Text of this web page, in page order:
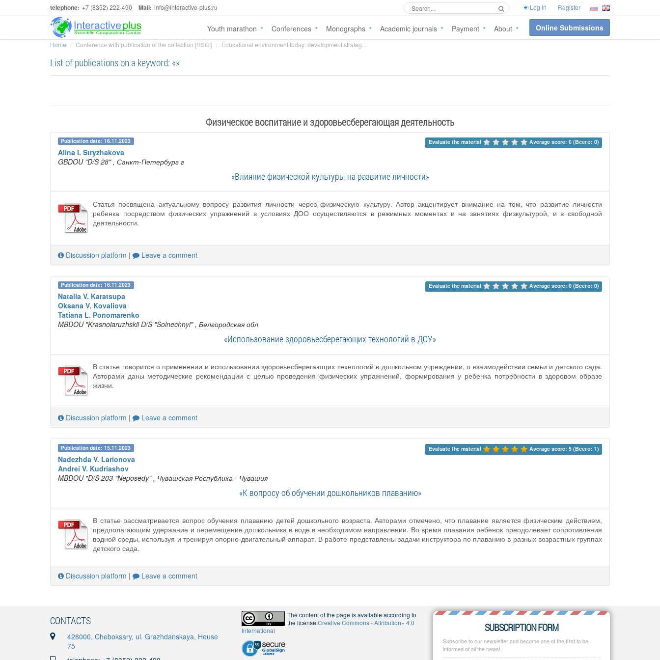
telephone: +7 (8352) 222-490 Mail: info@interactive-plus.ru Log in Register
Youth marathon Conferences Monographs Academic journals Payment About Online Submissions
Home Conference with publication of the collection [RSCI] Educational environment today: development strateg...
List of publications on a keyword: «»
Физическое воспитание и здоровьесберегающая деятельность
Publication date: 16.11.2023 Evaluate the material Average score: 0 (Всего: 0)
Alina I. Stryzhakova
GBDOU "D/S 28" , Санкт-Петербург г
«Влияние физической культуры на развитие личности»
Статья посвящена актуальному вопросу развития личности через физическую культуру. Автор акцентирует внимание на том, что развитие личности
ребенка посредством физических упражнений в условиях ДОО осуществляются в режимных моментах и на занятиях физкультурой, и в свободной
деятельности.
Discussion platform | Leave a comment
Publication date: 16.11.2023 Evaluate the material Average score: 0 (Всего: 0)
Natalia V. Karatsupa
Oksana V. Kovaliova
Tatiana L. Ponomarenko
MBDOU "Krasnoiaruzhskii D/S "Solnechnyi" , Белгородская обл
«Использование здоровьесберегающих технологий в ДОУ»
В статье говорится о применении и использовании здоровьесберегающих технологий в дошкольном учреждении, о взаимодействии семьи и детского сада.
Авторами даны методические рекомендации с целью проведения физических упражнений, формирования у ребенка потребности в здоровом образе
жизни.
Discussion platform | Leave a comment
Publication date: 15.11.2023 Evaluate the material Average score: 5 (Всего: 1)
Nadezhda V. Larionova
Andrei V. Kudriashov
MBDOU "D/S 203 "Neposedy" , Чувашская Республика - Чувашия
«К вопросу об обучении дошкольников плаванию»
В статье рассматривается вопрос обучения плаванию детей дошкольного возраста. Авторами отмечено, что плавание является физическим действием,
предполагающим удержание и перемещение дошкольника в воде в необходимом направлении. Во время плавания ребенок преодолевает сопротивления
водной среды, используя и тренируя опорно-двигательный аппарат. В работе представлены задачи инструктора по плаванию в разных возрастных группах
детского сада.
Discussion platform | Leave a comment
CONTACTS
428000, Cheboksary, ul. Grazhdanskaya, House
75
The content of the page is available according to
the licenseCreative Commons «Attribution» 4.0
International
SUBSCRIPTION FORM
Subscribe to our newsletter and become one of the first to be
informed of all the news!